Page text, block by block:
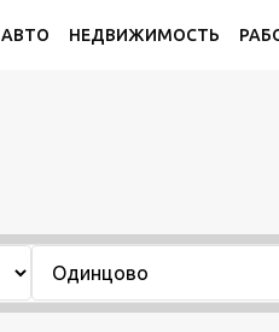
АВТО НЕДВИЖИМОСТЬ